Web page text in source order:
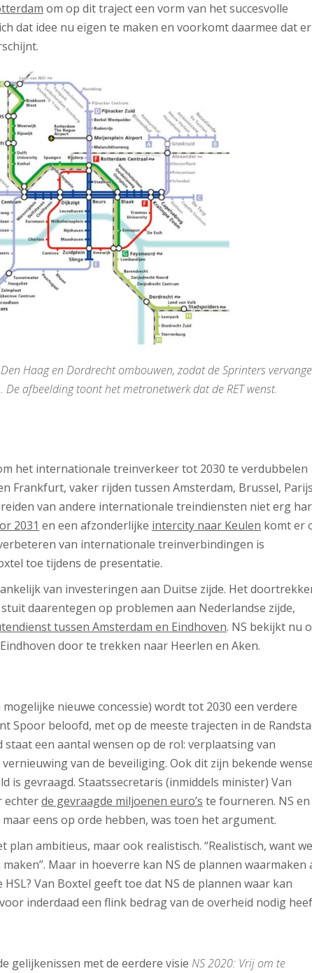
om op dit traject een vorm van het succesvolle
dat idee nu eigen te maken en voorkomt daarmee dat er
Haag en Dordrecht ombouwen, zodat de Sprinters
afbeelding toont het metronetwerk dat de RET wenst.
het internationale treinverkeer tot 2030 te verdubbelen
Frankfurt, vaker rijden tussen Amsterdam, Brussel, Parijs
van andere internationale treindiensten niet erg
2031 en een afzonderlijke intercity naar Keulen komt er
van internationale treinverbindingen is
toe tijdens de presentatie.
van investeringen aan Duitse zijde. Het
daarentegen op problemen aan Nederlandse zijde,
tussen Amsterdam en Eindhoven. NS bekijkt nu
door te trekken naar Heerlen en Aken.
nieuwe concessie) wordt tot 2030 een verdere
Spoor beloofd, met op de meeste trajecten in de
een aantal wensen op de rol: verplaatsing van
van de beveiliging. Ook dit zijn bekende
is gevraagd. Staatssecretaris (inmiddels minister) Van
echterde gevraagde miljoenen euro’s te fourneren. NS en
eens op orde hebben, was toen het argument.
ambitieus, maar ook realistisch. “Realistisch, want we
Maar in hoeverre kan NS de plannen waarmaken
Van Boxtel geeft toe dat NS de plannen waar kan
inderdaad een flink bedrag van de overheid nodig
gelijkenissen met de eerdere visie NS 2020: Vrij om te